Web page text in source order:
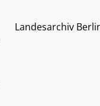
Landesarchiv